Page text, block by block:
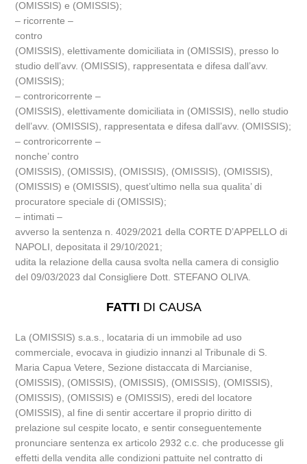
(OMISSIS) e (OMISSIS);
– ricorrente –
contro
(OMISSIS), elettivamente domiciliata in (OMISSIS), presso lo
studio dell’avv. (OMISSIS), rappresentata e difesa dall’avv.
(OMISSIS);
– controricorrente –
(OMISSIS), elettivamente domiciliata in (OMISSIS), nello studio
dell’avv. (OMISSIS), rappresentata e difesa dall’avv. (OMISSIS);
– controricorrente –
nonche’ contro
(OMISSIS), (OMISSIS), (OMISSIS), (OMISSIS), (OMISSIS),
(OMISSIS) e (OMISSIS), quest’ultimo nella sua qualita’ di
procuratore speciale di (OMISSIS);
– intimati –
avverso la sentenza n. 4029/2021 della CORTE D’APPELLO di
NAPOLI, depositata il 29/10/2021;
udita la relazione della causa svolta nella camera di consiglio
del 09/03/2023 dal Consigliere Dott. STEFANO OLIVA.
FATTI DI CAUSA
La (OMISSIS) s.a.s., locataria di un immobile ad uso
commerciale, evocava in giudizio innanzi al Tribunale di S.
Maria Capua Vetere, Sezione distaccata di Marcianise,
(OMISSIS), (OMISSIS), (OMISSIS), (OMISSIS), (OMISSIS),
(OMISSIS), (OMISSIS) e (OMISSIS), eredi del locatore
(OMISSIS), al fine di sentir accertare il proprio diritto di
prelazione sul cespite locato, e sentir conseguentemente
pronunciare sentenza ex articolo 2932 c.c. che producesse gli
effetti della vendita alle condizioni pattuite nel contratto di